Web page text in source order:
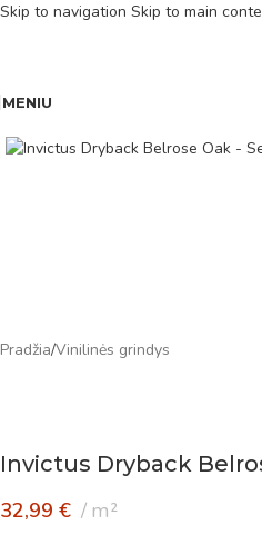
Skip to navigation Skip to main
MENIU
Pradžia/Vinilinės grindys
Invictus Dryback
32,99 € m²